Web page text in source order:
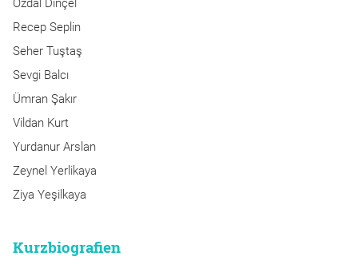
Özdal Dinçel
Recep Seplin
Seher Tuştaş
Sevgi Balcı
Ümran Şakır
Vildan Kurt
Yurdanur Arslan
Zeynel Yerlikaya
Ziya Yeşilkaya
Kurzbiografien